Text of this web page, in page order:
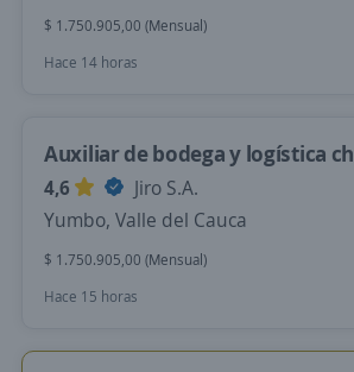
$ 1.750.905,00 (Mensual)
Hace 14 horas
Auxiliar de bodega y logística ch
4,6
Jiro S.A.
Yumbo, Valle del Cauca
$ 1.750.905,00 (Mensual)
Hace 15 horas